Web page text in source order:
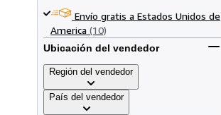
Envío gratis a Estados Unidos de
America (10)
Ubicación del vendedor
Región del vendedor
País del vendedor